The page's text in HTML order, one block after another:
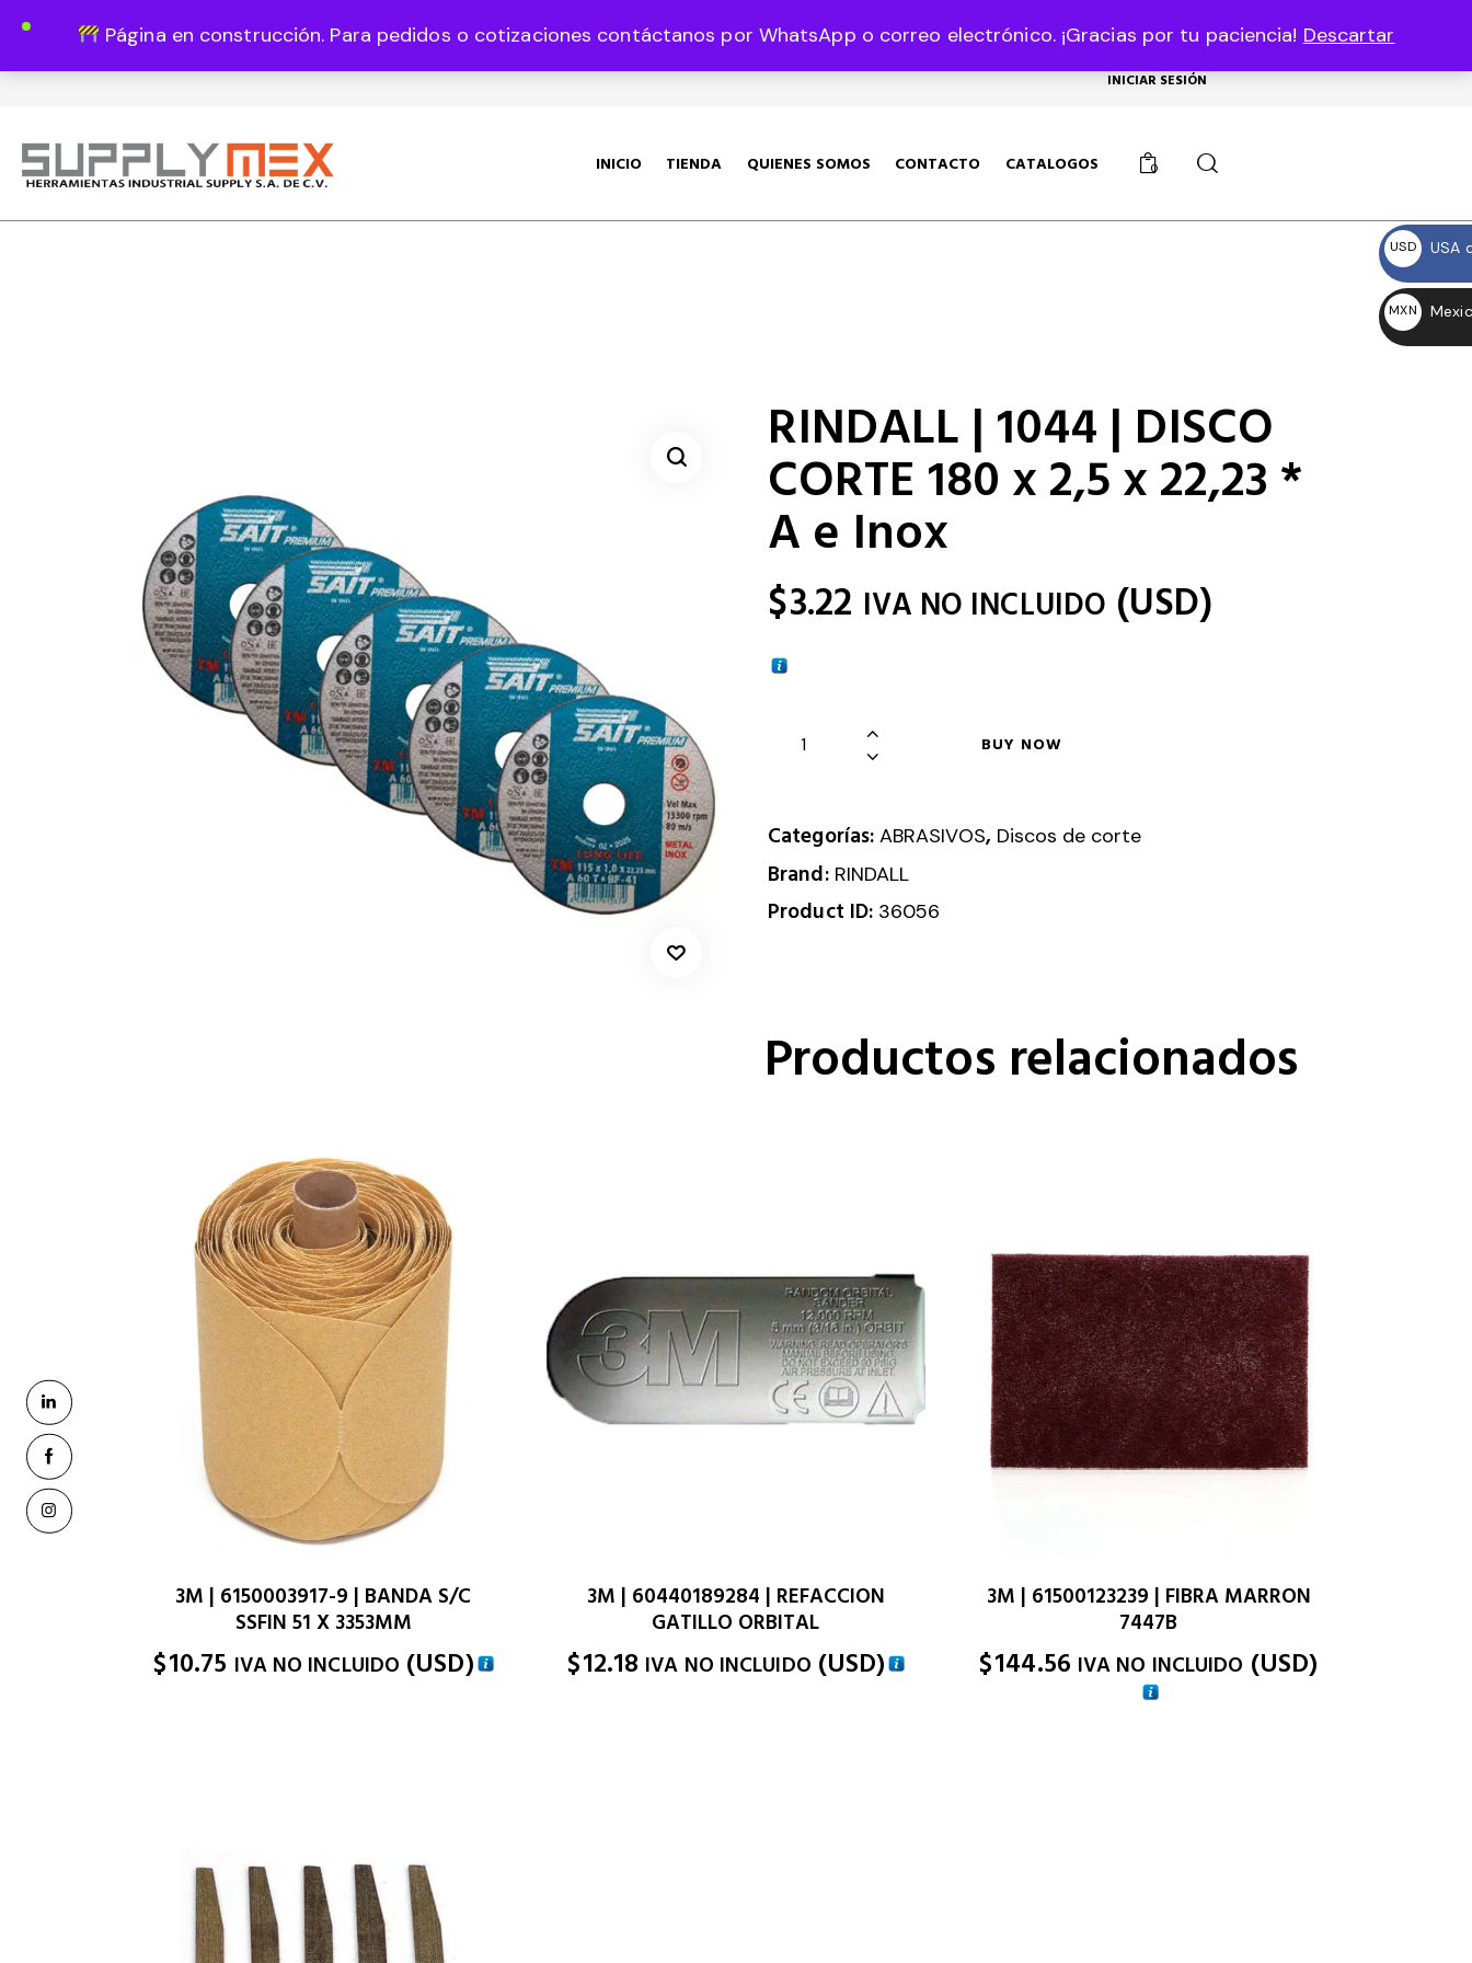
Página en construcción. Para pedidos o cotizaciones contáctanos por WhatsApp o correo electrónico. ¡Gracias por tu paciencia! Descartar
USD, $
INICIAR SESIÓN
INICIO TIENDA QUIENES SOMOS CONTACTO CATALOGOS 0
RINDALL | 1044 | DISCO
CORTE 180 x 2,5 x 22,23 *
A e Inox
$3.22 IVA NO INCLUIDO (USD)
BUY NOW
Categorías:ABRASIVOS, Discos de corte
Brand: RINDALL
Product ID: 36056
Productos relacionados
3M | 6150003917-9 | BANDA S/C
SSFIN 51 X 3353MM
$10.75 IVA NO INCLUIDO (USD)
3M | 60440189284 | REFACCION
GATILLO ORBITAL
$12.18 IVA NO INCLUIDO (USD)
3M | 61500123239 | FIBRA MARRON
7447B
$144.56 IVA NO INCLUIDO (USD)
USD
USA
MXN